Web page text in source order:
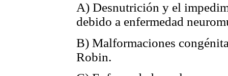
A) Desnutrición y el
debido a enfermedad
B) Malformaciones
Robin.